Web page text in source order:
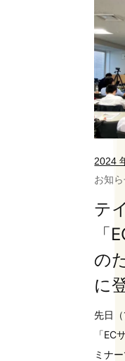
2024
お知
テ
「
の
に
先日
「EC
ミナ